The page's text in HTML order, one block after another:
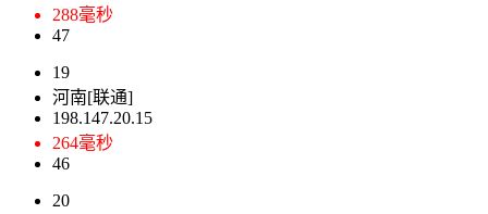
288毫秒
47
19
河南[联通]
198.147.20.15
264毫秒
46
20